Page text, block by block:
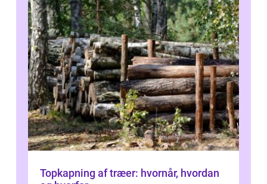
Topkapning af træer: hvornår, hvordan